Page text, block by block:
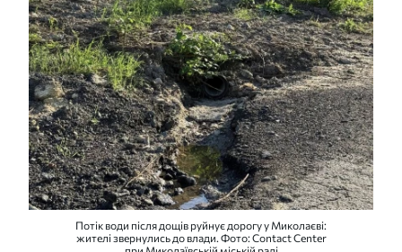
Потік води після дощів руйнує дорогу у Миколаєві:
жителі звернулись до влади. Фото: Contact Center